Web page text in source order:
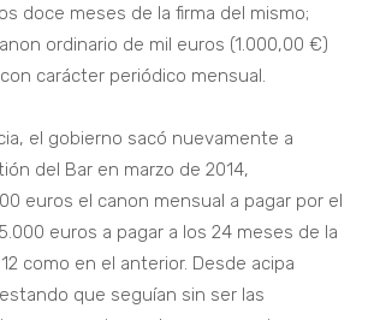
doce meses de la firma del mismo;
ordinario de mil euros (1.000,00 €)
carácter periódico mensual.
el gobierno sacó nuevamente a
del Bar en marzo de 2014,
euros el canon mensual a pagar por el
euros a pagar a los 24 meses de la
como en el anterior. Desde acipa
que seguían sin ser las